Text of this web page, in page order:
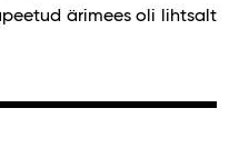
ärimees oli lihtsalt